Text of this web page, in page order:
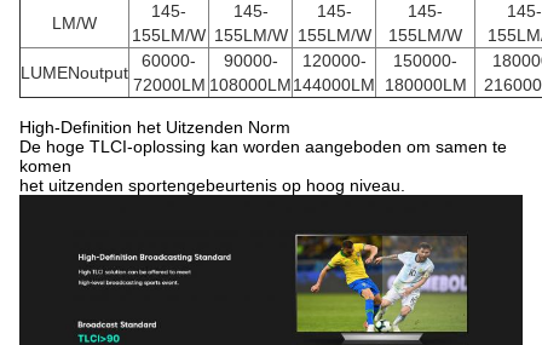
LM/W
145-
155LM/W
145-
155LM/W
145-
155LM/W
145-
155LM/W
145-
LUMENoutput
60000-
72000LM
90000-
108000LM
120000-
144000LM
150000-
180000LM
High-Definition het Uitzenden Norm
De hoge TLCI-oplossing kan worden aangeboden om samen te
komen
het uitzenden sportengebeurtenis op hoog niveau.